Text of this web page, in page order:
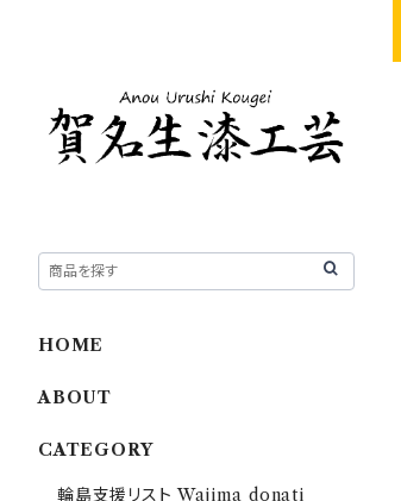
HOME
ABOUT
CATEGORY
輪島支援リスト Wajima donati